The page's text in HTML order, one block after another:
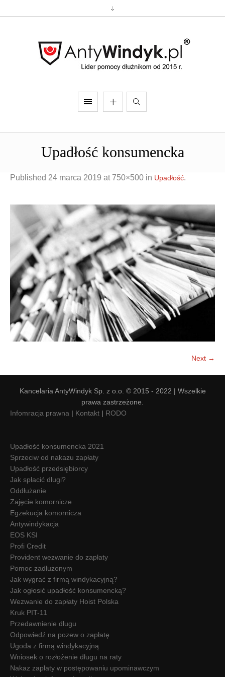
Doradztwo prawne
Doradztwo & konsulting
Negocjacje z wierzycielami
Doradztwo & konsulting
Upadłość konsumencka
Published 24 marca 2019 at 750×500 in Upadłość.
Next →
Kancelaria AntyWindyk Sp. z o.o. © 2015 - 2022 | Wszelkie
prawa zastrzeżone.
Infomracja prawna | Kontakt | RODO
Upadłość konsumencka 2021
Sprzeciw od nakazu zapłaty
Upadłość przedsiębiorcy
Jak spłacić długi?
Oddłużanie
Zajęcie komornicze
Egzekucja komornicza
Antywindykacja
EOS KSI
Profi Credit
Provident wezwanie do zapłaty
Pomoc zadłużonym
Jak wygrać z firmą windykacyjną?
Jak ogłosić upadłość konsumencką?
Wezwanie do zapłaty Hoist Polska
Kruk PIT-11
Przedawnienie długu
Odpowiedź na pozew o zapłatę
Ugoda z firmą windykacyjną
Wniosek o rozłożenie długu na raty
Nakaz zapłaty w postępowaniu upominawczym